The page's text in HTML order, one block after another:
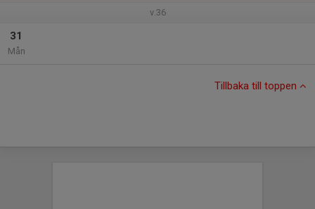
v.36
31
Mån
Tillbaka till toppen